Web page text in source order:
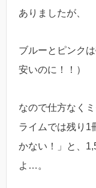
ありましたが、
ブルーとピンク
安いのに！！）
なので仕方なく
ライムでは残り1
かない！」と、
よ…。